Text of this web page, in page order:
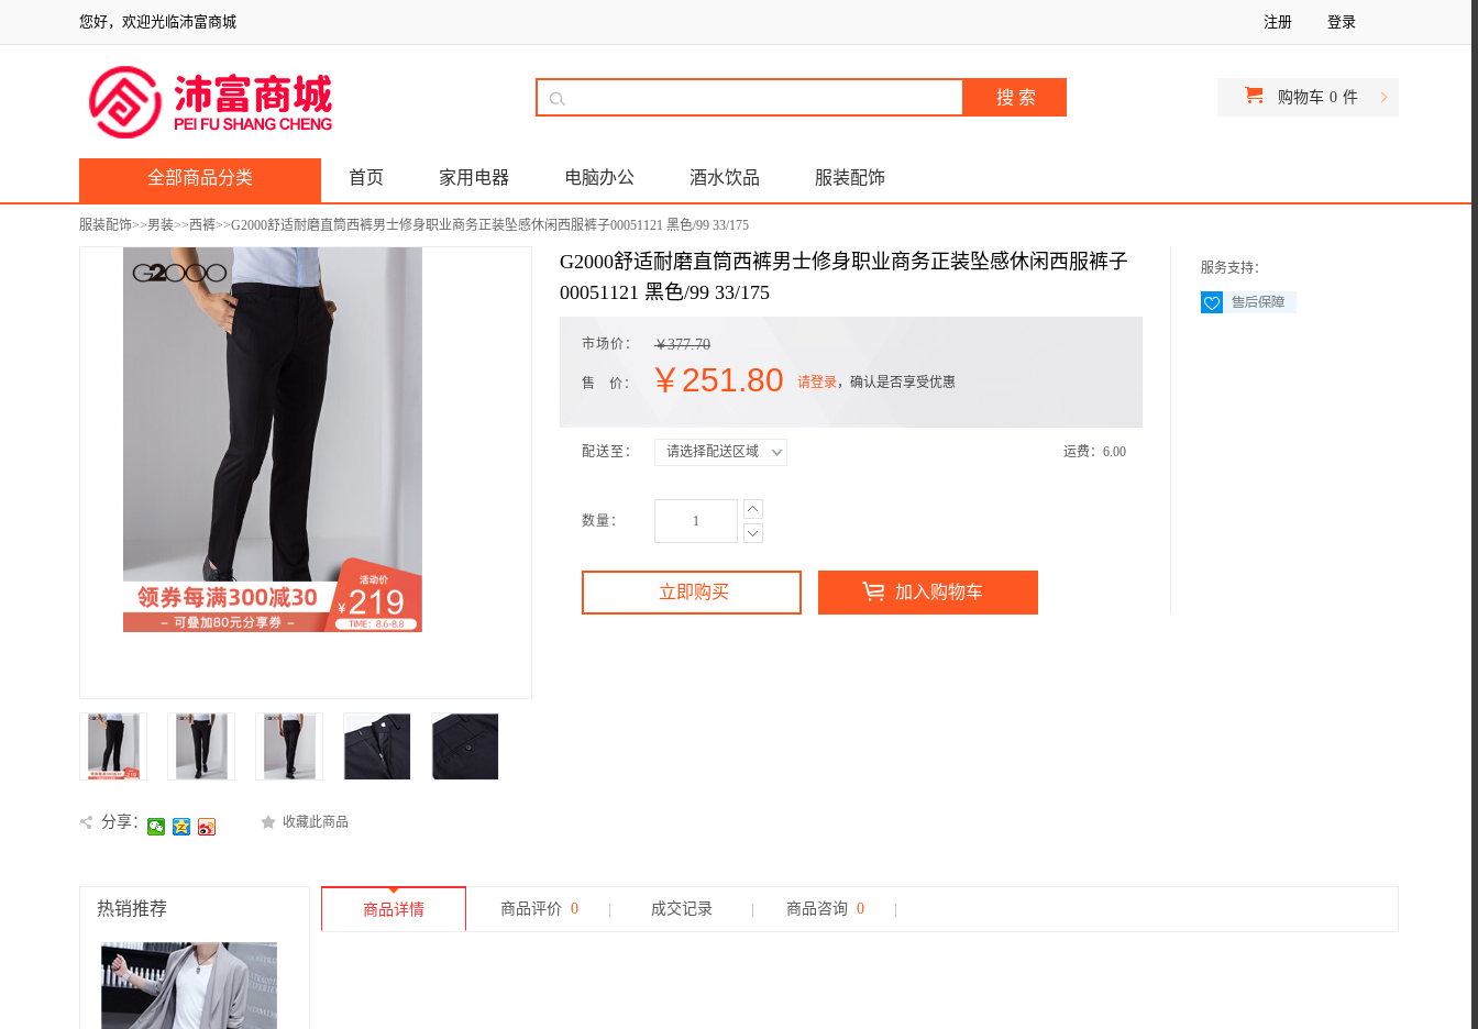
您好，欢迎光临沛富商城 注册 登录
购物车 0 件
全部商品分类 首页 家用电器 电脑办公 酒水饮品 服装配饰
服装配饰>>男装>>西裤>>G2000舒适耐磨直筒西裤男士修身职业商务正装坠感休闲西服裤子00051121 黑色/99 33/175
分享： 收藏此商品
G2000舒适耐磨直筒西裤男士修身职业商务正装坠感休闲西服裤子
00051121 黑色/99 33/175
市场价： ￥377.70
售 价： ￥251.80 请登录，确认是否享受优惠
配送至： 请选择配送区域 运费： 6.00
数量：
立即购买 加入购物车
服务支持：
热销推荐 商品详情 商品评价 0 成交记录 商品咨询 0